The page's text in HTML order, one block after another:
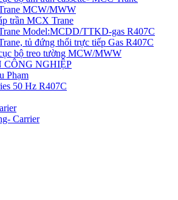
MCW/MWW
trần MCX Trane
Model:MCDD/TTKD-gas R407C
tủ đứng thổi trực tiếp Gas R407C
bộ treo tường MCW/MWW
NGHIỆP
Phạm
50 Hz R407C
Carrier